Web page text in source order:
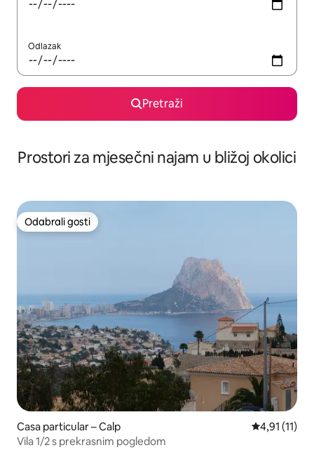
Odlazak
Pretraži
Prostori za mjesečni najam u bližoj okolici
Odabrali gosti
Odabrali gosti
Casa particular – Calp Prosječna
4,91 (11)
Vila 1/2 s prekrasnim pogledom